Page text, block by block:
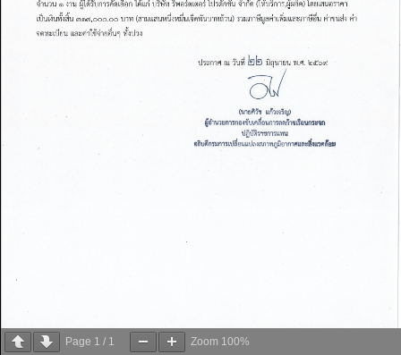
Page 1 / 1 Zoom 100%